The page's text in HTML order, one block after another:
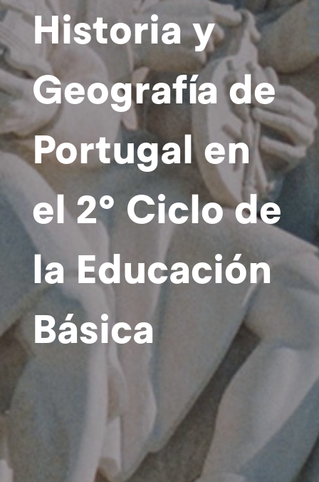
Historia y
Geografía de
Portugal en
el 2º Ciclo de
la Educación
Básica